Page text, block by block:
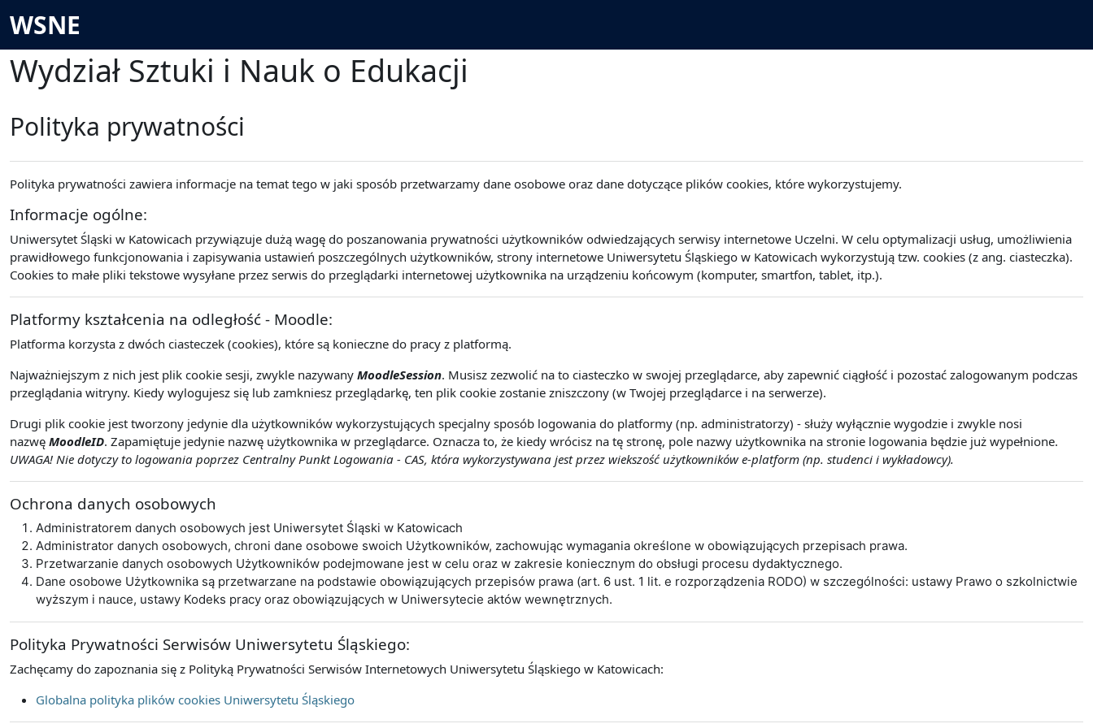
WSNE
Wydział Sztuki i Nauk o Edukacji
Polityka prywatności
Polityka prywatności zawiera informacje na temat tego w jaki sposób przetwarzamy dane osobowe oraz dane dotyczące plików cookies, które wykorzystujemy.
Informacje ogólne:
Uniwersytet Śląski w Katowicach przywiązuje dużą wagę do poszanowania prywatności użytkowników odwiedzających serwisy internetowe Uczelni. W celu optymalizacji usług, umożliwienia
prawidłowego funkcjonowania i zapisywania ustawień poszczególnych użytkowników, strony internetowe Uniwersytetu Śląskiego w Katowicach wykorzystują tzw. cookies (z ang. ciasteczka).
Cookies to małe pliki tekstowe wysyłane przez serwis do przeglądarki internetowej użytkownika na urządzeniu końcowym (komputer, smartfon, tablet, itp.).
Platformy kształcenia na odległość - Moodle:
Platforma korzysta z dwóch ciasteczek (cookies), które są konieczne do pracy z platformą.
Najważniejszym z nich jest plik cookie sesji, zwykle nazywany MoodleSession. Musisz zezwolić na to ciasteczko w swojej przeglądarce, aby zapewnić ciągłość i pozostać zalogowanym podczas
przeglądania witryny. Kiedy wylogujesz się lub zamkniesz przeglądarkę, ten plik cookie zostanie zniszczony (w Twojej przeglądarce i na serwerze).
Drugi plik cookie jest tworzony jedynie dla użytkowników wykorzystujących specjalny sposób logowania do platformy (np. administratorzy) - służy wyłącznie wygodzie i zwykle nosi
nazwę MoodleID. Zapamiętuje jedynie nazwę użytkownika w przeglądarce. Oznacza to, że kiedy wrócisz na tę stronę, pole nazwy użytkownika na stronie logowania będzie już wypełnione.
UWAGA! Nie dotyczy to logowania poprzez Centralny Punkt Logowania - CAS, która wykorzystywana jest przez wiekszość użytkowników e-platform (np. studenci i wykładowcy).
Ochrona danych osobowych
Administratorem danych osobowych jest Uniwersytet Śląski w Katowicach
Administrator danych osobowych, chroni dane osobowe swoich Użytkowników, zachowując wymagania określone w obowiązujących przepisach prawa.
Przetwarzanie danych osobowych Użytkowników podejmowane jest w celu oraz w zakresie koniecznym do obsługi procesu dydaktycznego.
Dane osobowe Użytkownika są przetwarzane na podstawie obowiązujących przepisów prawa (art. 6 ust. 1 lit. e rozporządzenia RODO) w szczególności: ustawy Prawo o szkolnictwie
wyższym i nauce, ustawy Kodeks pracy oraz obowiązujących w Uniwersytecie aktów wewnętrznych.
Polityka Prywatności Serwisów Uniwersytetu Śląskiego:
Zachęcamy do zapoznania się z Polityką Prywatności Serwisów Internetowych Uniwersytetu Śląskiego w Katowicach:
Globalna polityka plików cookies Uniwersytetu Śląskiego